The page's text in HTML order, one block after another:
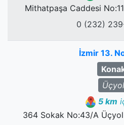
Mithatpaşa Caddesi
0 (232)
İzmir 13.
Üçyol
5 km
364 Sokak No:43/A